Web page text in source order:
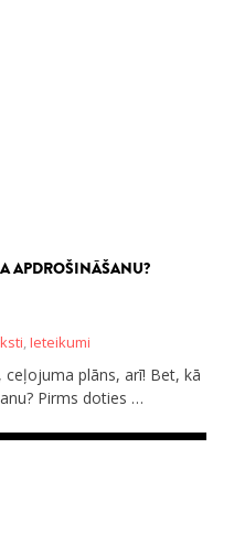
APDROŠINĀŠANU?
Ieteikumi
ceļojuma plāns, arī! Bet, kā
Pirms doties …